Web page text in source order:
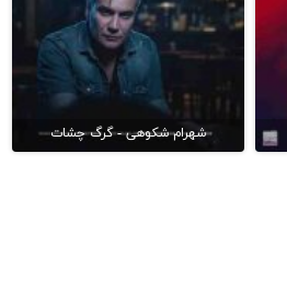
شهرام شکوهی - گرگ چشات